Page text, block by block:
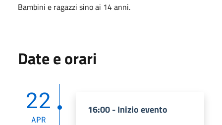
Bambini e ragazzi sino ai 14 anni.
Date e orari
22
APR
16:00 - Inizio evento